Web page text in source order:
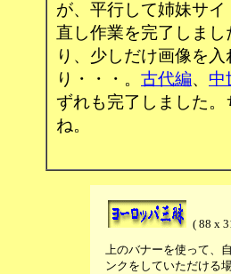
が、平行して姉妹サイ
直し作業を完了しま
り、少しだけ画像を
り・・・。 古代編、 中
ずれも完了しました
ね。
( 88 x
上のバナーを使って、
ンクをしていただける